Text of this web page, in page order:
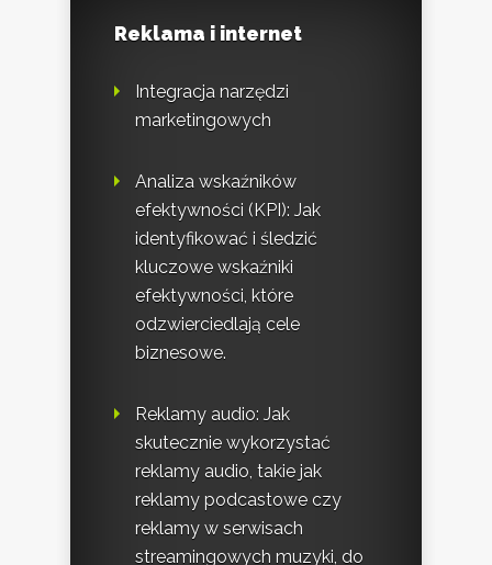
Reklama i internet
Integracja narzędzi
marketingowych
Analiza wskaźników
efektywności (KPI): Jak
identyfikować i śledzić
kluczowe wskaźniki
efektywności, które
odzwierciedlają cele
biznesowe.
Reklamy audio: Jak
skutecznie wykorzystać
reklamy audio, takie jak
reklamy podcastowe czy
reklamy w serwisach
streamingowych muzyki, do